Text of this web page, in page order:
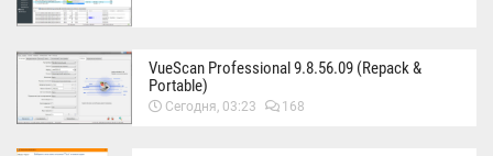
VueScan Professional 9.8.56.09 (Repack &
Portable)
Сегодня, 03:23 168